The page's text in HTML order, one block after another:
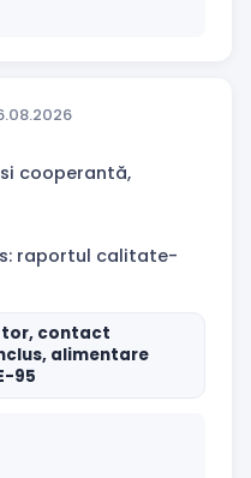
cooperantă,
raportul calitate-
contact
alimentare
95